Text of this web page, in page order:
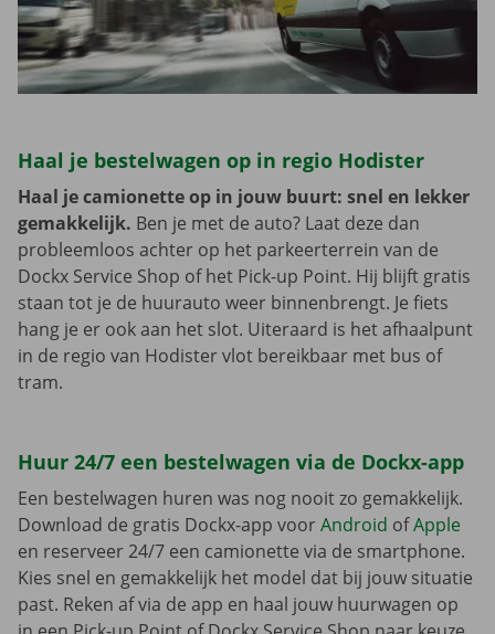
Haal je bestelwagen op in regio Hodister
Haal je camionette op in jouw buurt: snel en lekker
gemakkelijk. Ben je met de auto? Laat deze dan
probleemloos achter op het parkeerterrein van de
Dockx Service Shop of het Pick-up Point. Hij blijft gratis
staan tot je de huurauto weer binnenbrengt. Je fiets
hang je er ook aan het slot. Uiteraard is het afhaalpunt
in de regio van Hodister vlot bereikbaar met bus of
tram.
Huur 24/7 een bestelwagen via de Dockx-app
Een bestelwagen huren was nog nooit zo gemakkelijk.
Download de gratis Dockx-app voorAndroid ofApple
en reserveer 24/7 een camionette via de smartphone.
Kies snel en gemakkelijk het model dat bij jouw situatie
past. Reken af via de app en haal jouw huurwagen op